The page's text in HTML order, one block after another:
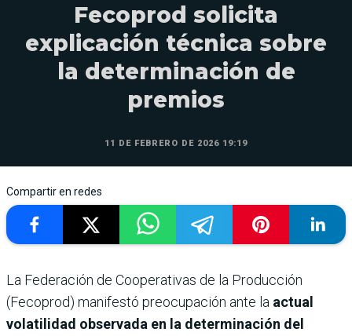
Fecoprod solicita
explicación técnica sobre
la determinación de
premios
11 DE FEBRERO DE 2026 19:19
Compartir en redes
La Federación de Cooperativas de la Producción
(Fecoprod) manifestó preocupación ante la actual
volatilidad observada en la determinación del